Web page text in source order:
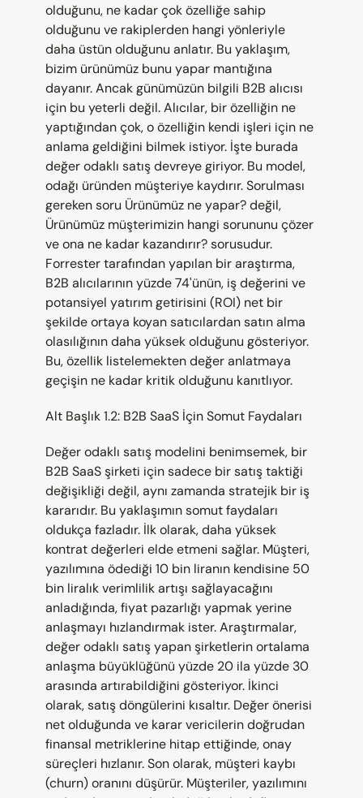
olduğunu, ne kadar çok özelliğe sahip
olduğunu ve rakiplerden hangi yönleriyle
daha üstün olduğunu anlatır. Bu yaklaşım,
bizim ürünümüz bunu yapar mantığına
dayanır. Ancak günümüzün bilgili B2B alıcısı
için bu yeterli değil. Alıcılar, bir özelliğin ne
yaptığından çok, o özelliğin kendi işleri için ne
anlama geldiğini bilmek istiyor. İşte burada
değer odaklı satış devreye giriyor. Bu model,
odağı üründen müşteriye kaydırır. Sorulması
gereken soru Ürünümüz ne yapar? değil,
Ürünümüz müşterimizin hangi sorununu çözer
ve ona ne kadar kazandırır? sorusudur.
Forrester tarafından yapılan bir araştırma,
B2B alıcılarının yüzde 74'ünün, iş değerini ve
potansiyel yatırım getirisini (ROI) net bir
şekilde ortaya koyan satıcılardan satın alma
olasılığının daha yüksek olduğunu gösteriyor.
Bu, özellik listelemekten değer anlatmaya
geçişin ne kadar kritik olduğunu kanıtlıyor.
Alt Başlık 1.2: B2B SaaS İçin Somut Faydaları
Değer odaklı satış modelini benimsemek, bir
B2B SaaS şirketi için sadece bir satış taktiği
değişikliği değil, aynı zamanda stratejik bir iş
kararıdır. Bu yaklaşımın somut faydaları
oldukça fazladır. İlk olarak, daha yüksek
kontrat değerleri elde etmeni sağlar. Müşteri,
yazılımına ödediği 10 bin liranın kendisine 50
bin liralık verimlilik artışı sağlayacağını
anladığında, fiyat pazarlığı yapmak yerine
anlaşmayı hızlandırmak ister. Araştırmalar,
değer odaklı satış yapan şirketlerin ortalama
anlaşma büyüklüğünü yüzde 20 ila yüzde 30
arasında artırabildiğini gösteriyor. İkinci
olarak, satış döngülerini kısaltır. Değer önerisi
net olduğunda ve karar vericilerin doğrudan
finansal metriklerine hitap ettiğinde, onay
süreçleri hızlanır. Son olarak, müşteri kaybı
(churn) oranını düşürür. Müşteriler, yazılımını